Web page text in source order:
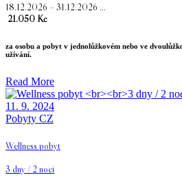
18.12.2026 – 31.12.2026 …
21.050 Kč
za osobu a pobyt v jednolůžkovém nebo ve
užívání.
Read More
11. 9. 2024
Pobyty CZ
Wellness pobyt
3 dny / 2 noci